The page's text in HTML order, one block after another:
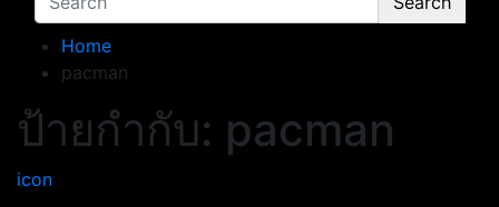
Home
pacman
ป้ายกำกับ: pacman
icon